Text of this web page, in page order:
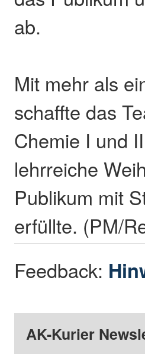
ab.
Mit mehr als
schaffte das
Chemie I und
lehrreiche
Publikum mit
erfüllte. (PM/
Feedback:
AK-Kurier